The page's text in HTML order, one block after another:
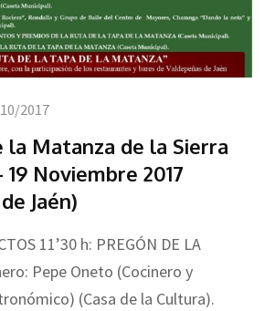
2017
la Matanza de la Sierra
19 Noviembre 2017
Jaén)
11’30 h: PREGÓN DE LA
Pepe Oneto (Cocinero y
(Casa de la Cultura).